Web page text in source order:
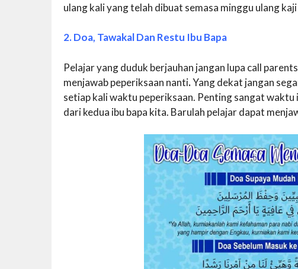
ulang kali yang telah dibuat semasa minggu ulang
2. Doa, Tawakal Dan Restu Ibu Bapa
Pelajar yang duduk berjauhan jangan lupa call
menjawab peperiksaan nanti.Yang dekat jangan
setiap kali waktu peperiksaan. Penting sangat
dari kedua ibu bapa kita. Barulah pelajar dapat